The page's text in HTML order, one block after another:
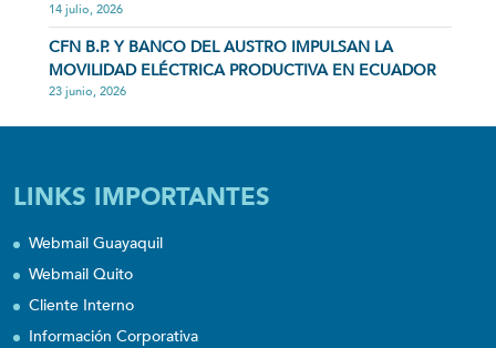
14 julio, 2026
CFN B.P. Y BANCO DEL AUSTRO IMPULSAN LA
MOVILIDAD ELÉCTRICA PRODUCTIVA EN ECUADOR
23 junio, 2026
LINKS IMPORTANTES
Webmail Guayaquil
Webmail Quito
Cliente Interno
Información Corporativa